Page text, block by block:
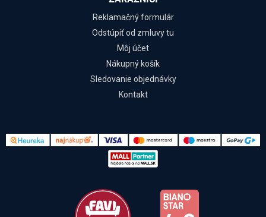
Reklamačný formulár
Odstúpiť od zmluvy tu
Môj účet
Nákupný košík
Sledovanie objednávky
Kontakt